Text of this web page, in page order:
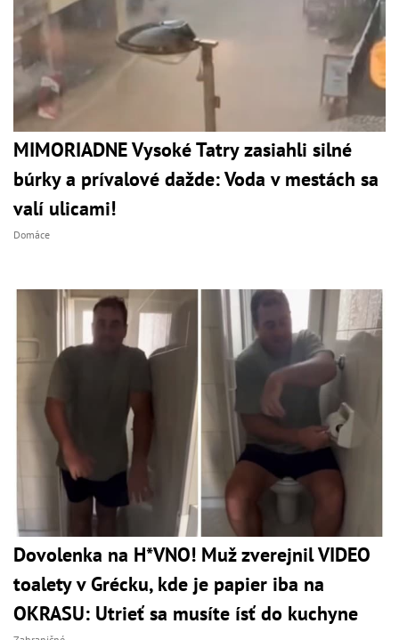
MIMORIADNE Vysoké Tatry zasiahli silné
búrky a prívalové dažde: Voda v mestách sa
valí ulicami!
Domáce
Dovolenka na H*VNO! Muž zverejnil VIDEO
toalety v Grécku, kde je papier iba na
OKRASU: Utrieť sa musíte ísť do kuchyne